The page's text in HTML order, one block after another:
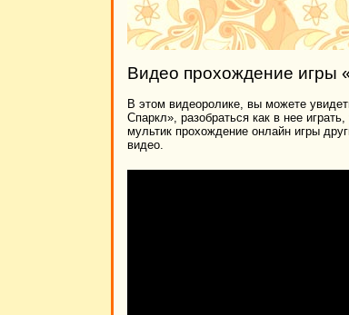
Видео прохождение игры
В этом видеоролике, вы можете
Спаркл», разобраться как в нее
мультик прохождение онлайн игры
видео.